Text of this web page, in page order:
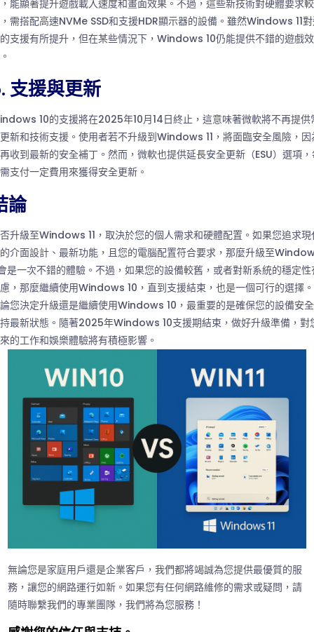
能顯著提升遊戲載入速度和畫面效果。不過，這些新技術對硬體要求較
需搭配高速NVMe SSD和支援HDR顯示器的設備。雖然Windows 11
支援有所提升，但在某些情況下，Windows 10仍能提供不錯的遊戲效
支援與更新
10的支援將在2025年10月14日終止，這意味著微軟將不再提供
新和技術支援。使用者若不升級到Windows 11，將面臨安全風險，因
收到最新的安全補丁。然而，微軟也提供延長安全更新（ESU）選項
支付一定費用來獲得安全更新。
論
升級至Windows 11，取決於您的個人需求和硬體配置。如果您追求現
介面設計、最新功能，且您的電腦配置符合要求，那麼升級至
是一次不錯的體驗。不過，如果您的設備較舊，或者對新系統的穩定性
，那麼繼續使用Windows 10，直到支援結束，也是一個可行的選擇。
您決定升級還是繼續使用Windows 10，最重要的是確保您的設備安
最新狀態。隨著2025年Windows 10支援期結束，做好升級準備，對
的工作和娛樂體驗將有積極影響。
無論您是家庭用戶還是企業客戶，我們都將竭誠為您提供最優質的服
務，讓您的網路運行如新。如果您有任何網路維修的需求或疑問，請
隨時聯繫我們的專業團隊，我們將為您服務！